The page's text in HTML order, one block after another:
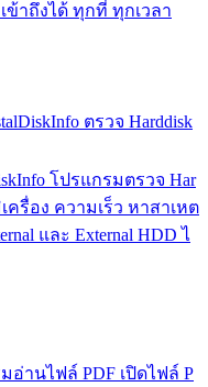
าถึงได้ ทุกที่ ทุกเวลา
ตรวจ Harddisk
โปรแกรมตรวจ Har
รื่อง ความเร็ว หาสาเหต
และ External HDD ไ
มอ่านไฟล์ PDF เปิดไฟล์ P